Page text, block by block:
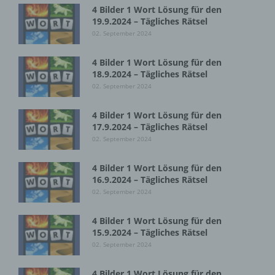
4 Bilder 1 Wort Lösung für den
19.9.2024 – Tägliches Rätsel
02. September 2024
4 Bilder 1 Wort Lösung für den
18.9.2024 – Tägliches Rätsel
02. September 2024
4 Bilder 1 Wort Lösung für den
17.9.2024 – Tägliches Rätsel
02. September 2024
4 Bilder 1 Wort Lösung für den
16.9.2024 – Tägliches Rätsel
02. September 2024
4 Bilder 1 Wort Lösung für den
15.9.2024 – Tägliches Rätsel
02. September 2024
Protokoll-Adresse (IP-Adresse), (7) der Internet-
Service-Provider des zugreifenden Systems und
(8) sonstige ähnliche Daten und Informationen, die
der Gefahrenabwehr im Falle von Angriffen auf
dienen.
Bei der Nutzung dieser allgemeinen Daten und
die betroffene Person. Diese Informationen werden
vielmehr benötigt, um (1) die Inhalte unserer
Internetseite korrekt auszuliefern, (2) die Inhalte
unserer Internetseite sowie die Werbung für diese
zu optimieren, (3) die dauerhafte
Funktionsfähigkeit unserer
informationstechnologischen Systeme und der
Technik unserer Internetseite zu gewährleisten
sowie (4) um Strafverfolgungsbehörden im Falle
eines Cyberangriffes die zur Strafverfolgung
notwendigen Informationen bereitzustellen. Diese
anonym erhobenen Daten und Informationen